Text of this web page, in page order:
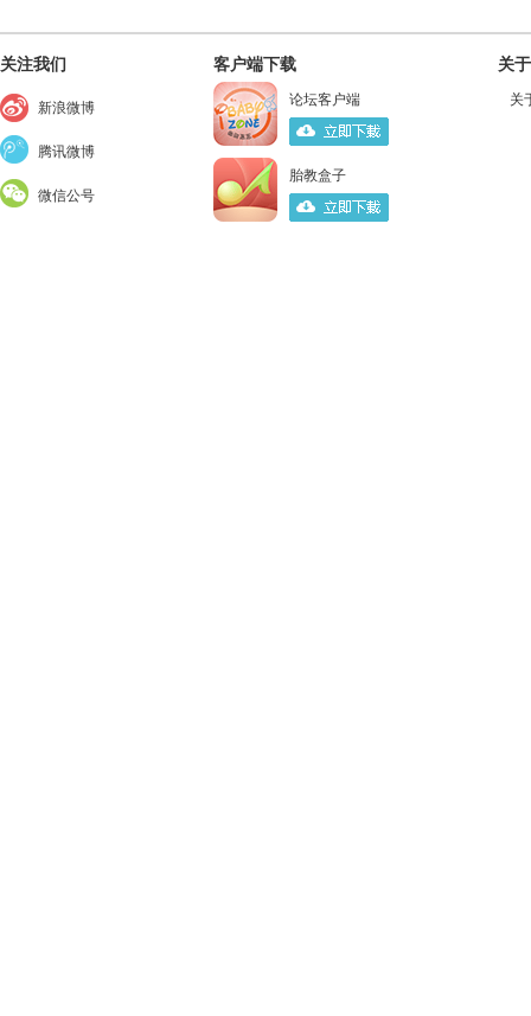
关注我们
新浪微博
腾讯微博
微信公号
客户端下载
论坛客户端
胎教盒子
关
关